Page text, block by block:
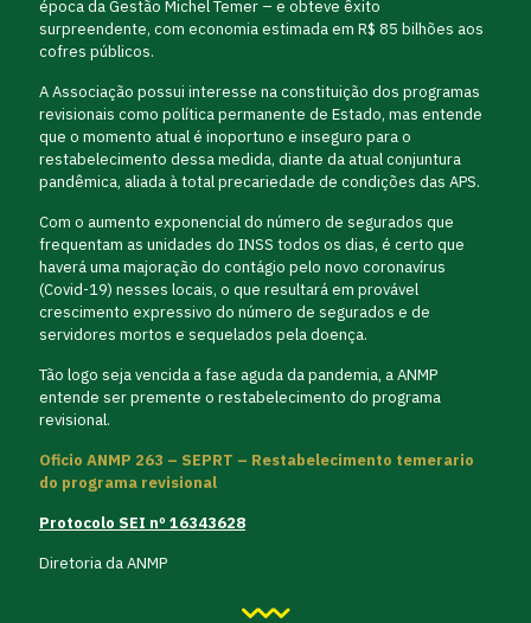
época da Gestão Michel Temer – e obteve êxito
surpreendente, com economia estimada em R$ 85 bilhões aos
cofres públicos.
A Associação possui interesse na constituição dos programas
revisionais como política permanente de Estado, mas entende
que o momento atual é inoportuno e inseguro para o
restabelecimento dessa medida, diante da atual conjuntura
pandêmica, aliada à total precariedade de condições das APS.
Com o aumento exponencial do número de segurados que
frequentam as unidades do INSS todos os dias, é certo que
haverá uma majoração do contágio pelo novo coronavírus
(Covid-19) nesses locais, o que resultará em provável
crescimento expressivo do número de segurados e de
servidores mortos e sequelados pela doença.
Tão logo seja vencida a fase aguda da pandemia, a ANMP
entende ser premente o restabelecimento do programa
revisional.
Oficio ANMP 263 – SEPRT – Restabelecimento temerario
do programa revisional
Protocolo SEI nº 16343628
Diretoria da ANMP